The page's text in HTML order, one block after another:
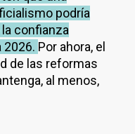
podría
confianza
2026. Por ahora, el
de las reformas
al menos,